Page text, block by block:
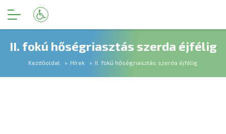
II. fokú hőségriasztás szerda éjfélig
Kezdőoldal Hírek II. fokú hőségriasztás szerda éjfélig